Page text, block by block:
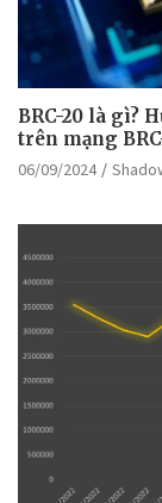
BRC-20 là gì?
trên mạng
06/09/2024